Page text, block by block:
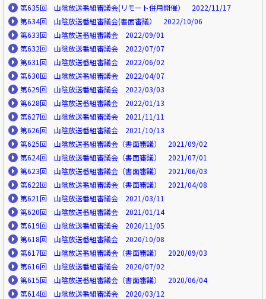
第635回 山陰放送番組審議会(リモート併用開催） 2022/11/17
第634回 山陰放送番組審議会(書面審議） 2022/10/06
第633回 山陰放送番組審議会 2022/09/01
第632回 山陰放送番組審議会 2022/07/07
第631回 山陰放送番組審議会 2022/06/02
第630回 山陰放送番組審議会 2022/04/07
第629回 山陰放送番組審議会 2022/03/03
第628回 山陰放送番組審議会 2022/01/13
第627回 山陰放送番組審議会 2021/11/11
第626回 山陰放送番組審議会 2021/10/13
第625回 山陰放送番組審議会（書面審議） 2021/09/02
第624回 山陰放送番組審議会（書面審議） 2021/07/01
第623回 山陰放送番組審議会（書面審議） 2021/06/03
第622回 山陰放送番組審議会（書面審議） 2021/04/08
第621回 山陰放送番組審議会 2021/03/11
第620回 山陰放送番組審議会 2021/01/14
第619回 山陰放送番組審議会 2020/11/05
第618回 山陰放送番組審議会 2020/10/08
第617回 山陰放送番組審議会（書面審議） 2020/09/03
第616回 山陰放送番組審議会 2020/07/02
第615回 山陰放送番組審議会（書面審議） 2020/06/04
第614回 山陰放送番組審議会 2020/03/12